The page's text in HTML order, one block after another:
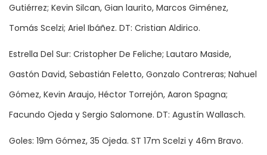
Gutiérrez; Kevin Silcan, Gian laurito, Marcos Giménez,
Tomás Scelzi; Ariel Ibáñez. DT: Cristian Aldirico.
Estrella Del Sur: Cristopher De Feliche; Lautaro Maside,
Gastón David, Sebastián Feletto, Gonzalo Contreras; Nahuel
Gómez, Kevin Araujo, Héctor Torrejón, Aaron Spagna;
Facundo Ojeda y Sergio Salomone. DT: Agustín Wallasch.
Goles: 19m Gómez, 35 Ojeda. ST 17m Scelzi y 46m Bravo.